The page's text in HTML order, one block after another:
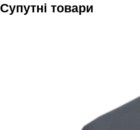
Супутні товари